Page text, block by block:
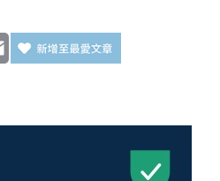
Email